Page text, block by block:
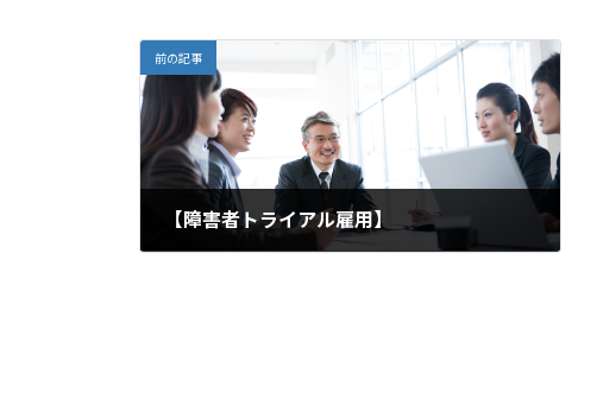
前の記事
【障害者トライアル雇用】